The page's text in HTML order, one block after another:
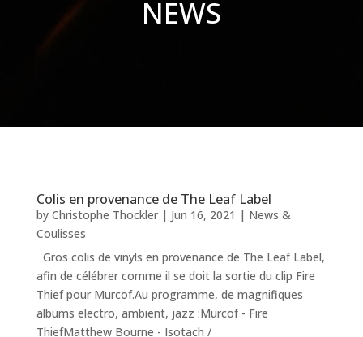
NEWS
Colis en provenance de The Leaf Label
by Christophe Thockler| Jun 16, 2021 | News &
Coulisses
Gros colis de vinyls en provenance de The Leaf Label,
afin de célébrer comme il se doit la sortie du clip Fire
Thief pour Murcof.Au programme, de magnifiques
albums electro, ambient, jazz :Murcof - Fire
ThiefMatthew Bourne - Isotach /